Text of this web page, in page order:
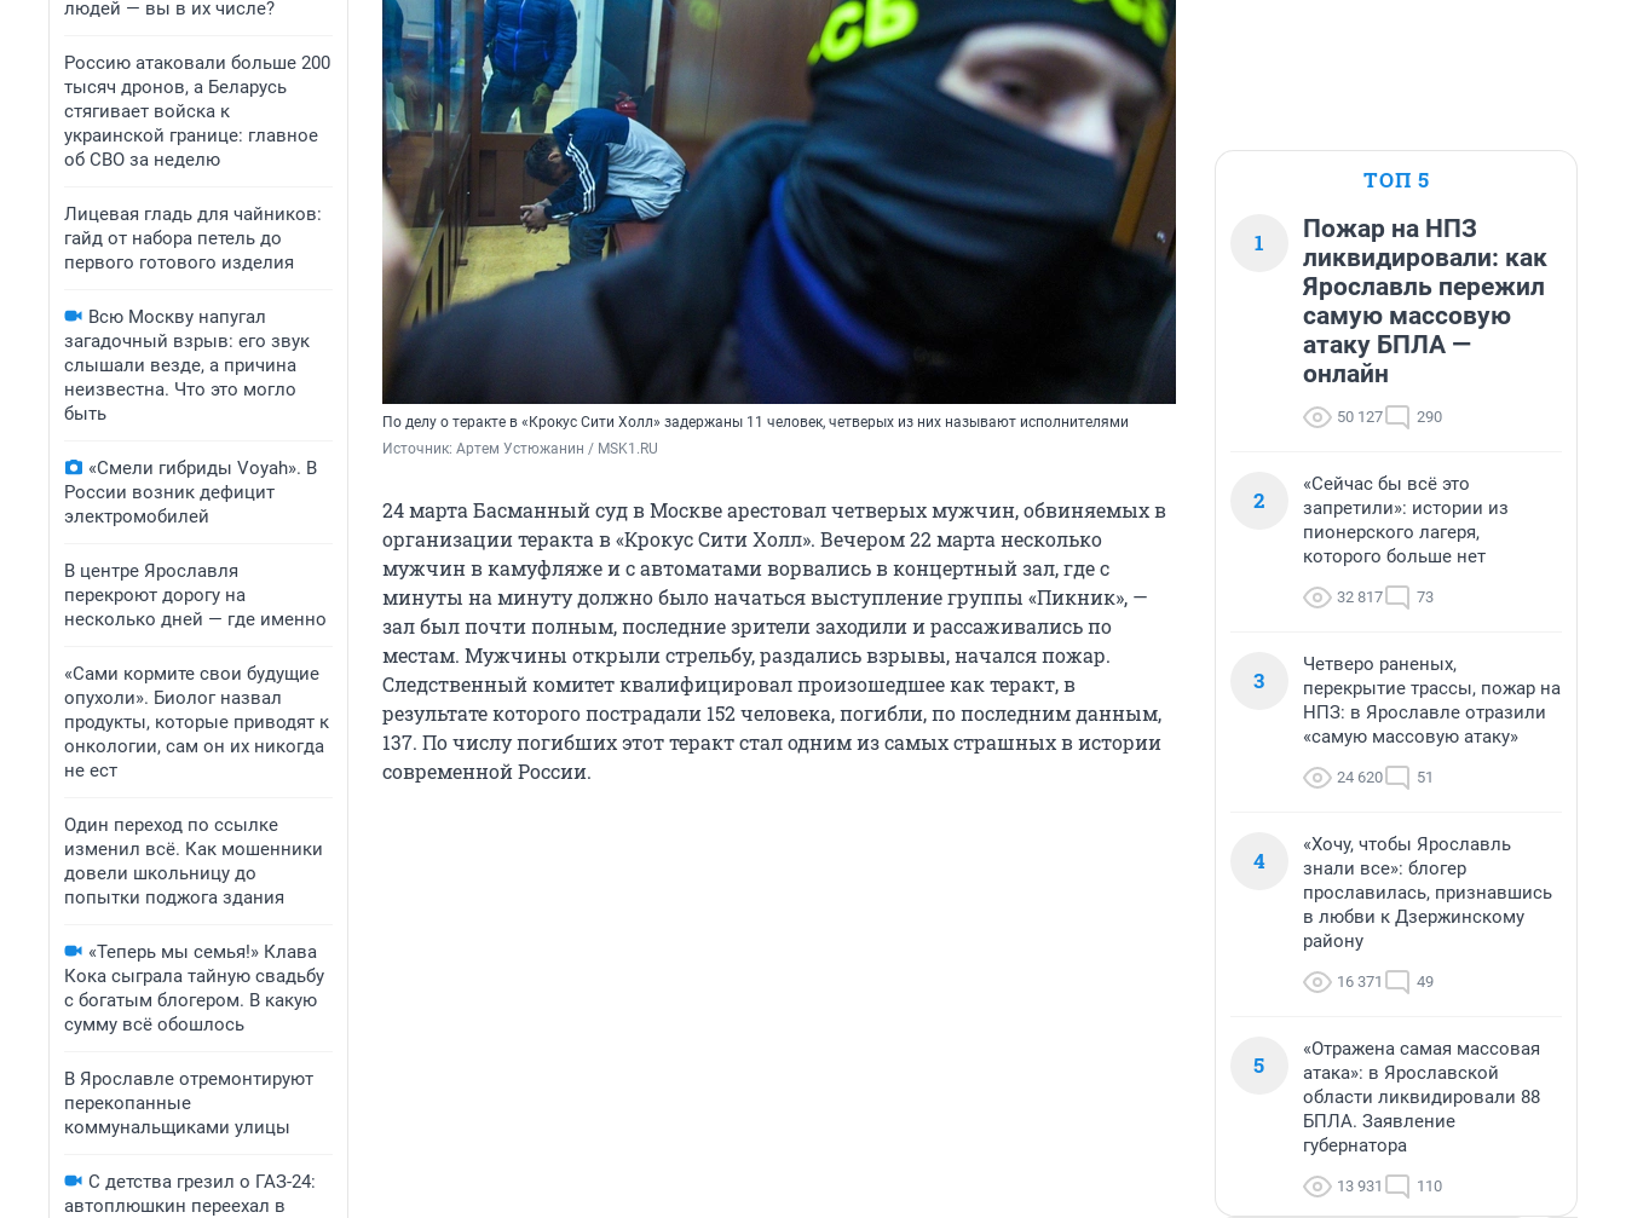
людей — вы в их числе?
Россию атаковали больше 200
тысяч дронов, а Беларусь
стягивает войска к
украинской границе: главное
об СВО за неделю
Лицевая гладь для чайников:
гайд от набора петель до
первого готового изделия
Всю Москву напугал
загадочный взрыв: его звук
слышали везде, а причина
неизвестна. Что это могло
быть
«Смели гибриды Voyah». В
России возник дефицит
электромобилей
В центре Ярославля
перекроют дорогу на
несколько дней — где именно
«Сами кормите свои будущие
опухоли». Биолог назвал
продукты, которые приводят к
онкологии, сам он их никогда
не ест
Один переход по ссылке
изменил всё. Как мошенники
довели школьницу до
попытки поджога здания
«Теперь мы семья!» Клава
Кока сыграла тайную свадьбу
с богатым блогером. В какую
сумму всё обошлось
В Ярославле отремонтируют
перекопанные
коммунальщиками улицы
С детства грезил о ГАЗ-24:
автоплюшкин переехал в
По делу о теракте в «Крокус Сити Холл» задержаны 11 человек, четверых из них называют исполнителями
Источник: Артем Устюжанин / MSK1.RU
24 марта Басманный суд в Москве арестовал четверых мужчин, обвиняемых в
организации теракта в «Крокус Сити Холл». Вечером 22 марта несколько
мужчин в камуфляже и с автоматами ворвались в концертный зал, где с
минуты на минуту должно было начаться выступление группы «Пикник», —
зал был почти полным, последние зрители заходили и рассаживались по
местам. Мужчины открыли стрельбу, раздались взрывы, начался пожар.
Следственный комитет квалифицировал произошедшее как теракт, в
результате которого пострадали 152 человека, погибли, по последним данным,
137. По числу погибших этот теракт стал одним из самых страшных в истории
современной России.
ТОП 5
1
Пожар на НПЗ
ликвидировали: как
Ярославль пережил
самую массовую
атаку БПЛА —
онлайн
50 127 290
2
«Сейчас бы всё это
запретили»: истории из
пионерского лагеря,
которого больше нет
32 817 73
3
Четверо раненых,
перекрытие трассы, пожар на
НПЗ: в Ярославле отразили
«самую массовую атаку»
24 620 51
4
«Хочу, чтобы Ярославль
знали все»: блогер
прославилась, признавшись
в любви к Дзержинскому
району
16 371 49
5
«Отражена самая массовая
атака»: в Ярославской
области ликвидировали 88
БПЛА. Заявление
губернатора
13 931 110